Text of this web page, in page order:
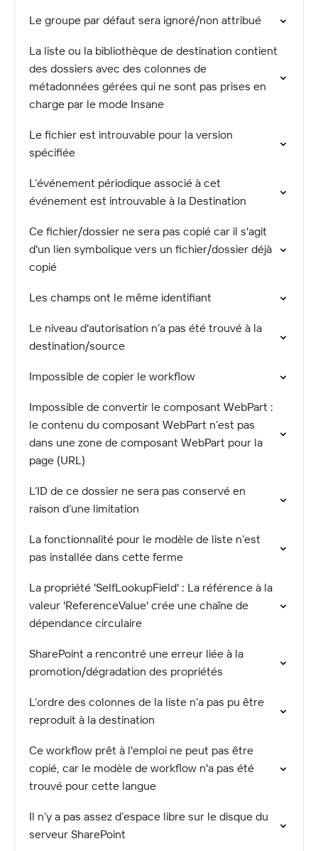
Le groupe par défaut sera ignoré/non attribué
La liste ou la bibliothèque de destination contient
des dossiers avec des colonnes de
métadonnées gérées qui ne sont pas prises en
charge par le mode Insane
Le fichier est introuvable pour la version
spécifiée
L’événement périodique associé à cet
événement est introuvable à la Destination
Ce fichier/dossier ne sera pas copié car il s'agit
d'un lien symbolique vers un fichier/dossier déjà
copié
Les champs ont le même identifiant
Le niveau d'autorisation n’a pas été trouvé à la
destination/source
Impossible de copier le workflow
Impossible de convertir le composant WebPart :
le contenu du composant WebPart n’est pas
dans une zone de composant WebPart pour la
page (URL)
L’ID de ce dossier ne sera pas conservé en
raison d’une limitation
La fonctionnalité pour le modèle de liste n’est
pas installée dans cette ferme
La propriété 'SelfLookupField' : La référence à la
valeur 'ReferenceValue' crée une chaîne de
dépendance circulaire
SharePoint a rencontré une erreur liée à la
promotion/dégradation des propriétés
L’ordre des colonnes de la liste n’a pas pu être
reproduit à la destination
Ce workflow prêt à l'emploi ne peut pas être
copié, car le modèle de workflow n'a pas été
trouvé pour cette langue
Il n’y a pas assez d’espace libre sur le disque du
serveur SharePoint